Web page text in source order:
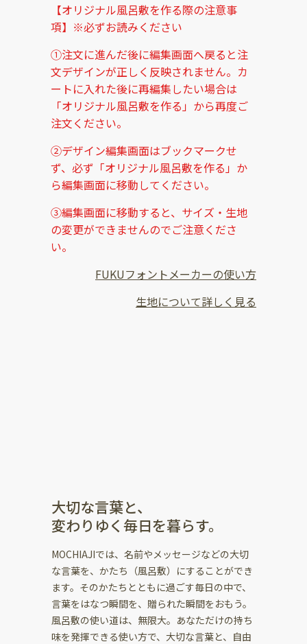
【オリジナル風呂敷を作る際の注意事
項】※必ずお読みください
①注文に進んだ後に編集画面へ戻ると注
文デザインが正しく反映されません。カ
ートに入れた後に再編集したい場合は
「オリジナル風呂敷を作る」から再度ご
注文ください。
②デザイン編集画面はブックマークせ
ず、必ず「オリジナル風呂敷を作る」か
ら編集画面に移動してください。
③編集画面に移動すると、サイズ・生地
の変更ができませんのでご注意くださ
い。
FUKUフォントメーカーの使い方
生地について詳しく見る
大切な言葉と、
変わりゆく毎日を暮らす。
MOCHIAJIでは、名前やメッセージなどの大切
な言葉を、かたち（風呂敷）にすることができ
ます。そのかたちとともに過ごす毎日の中で、
言葉をはなつ瞬間を、贈られた瞬間をおもう。
風呂敷の使い道は、無限大。あなただけの持ち
味を発揮できる使い方で、大切な言葉と、自由